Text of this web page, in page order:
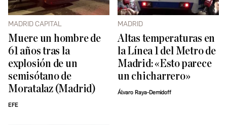
MADRID CAPITAL
Muere un hombre de
61 años tras la
explosión de un
semisótano de
Moratalaz (Madrid)
EFE
MADRID
Altas temperaturas en
la Línea 1 del Metro de
Madrid: «Esto parece
un chicharrero»
Álvaro Raya-Demidoff